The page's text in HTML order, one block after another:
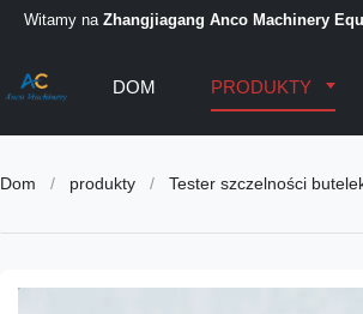
Witamy na Zhangjiagang Anco Machinery
DOM PRODUKTY
Dom / produkty / Tester szczelności